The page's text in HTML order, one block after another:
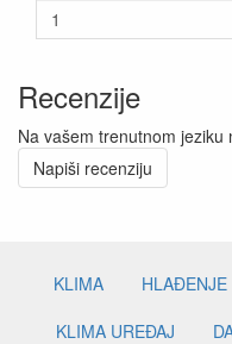
Recenzije
Na vašem trenutnom jeziku
Napiši recenziju
KLIMA HLAĐENJE
KLIMA UREĐAJ